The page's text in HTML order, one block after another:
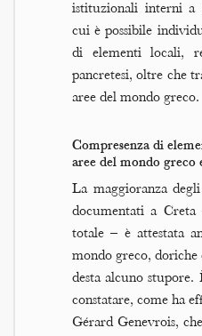
istituzionali interni
cui è possibile
di elementi locali,
pancretesi, oltre che
aree del mondo greco.
Compresenza di
aree del mondo greco
La maggioranza
documentati a
totale – è attestata
mondo greco,
desta alcuno stupore.
constatare, come ha
Gérard Genevrois,